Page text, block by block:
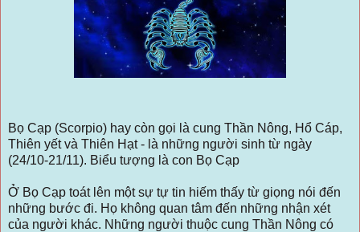
Bọ Cạp (Scorpio) hay còn gọi là cung Thần Nông, Hổ Cáp,
Thiên yết và Thiên Hạt - là những người sinh từ ngày
(24/10-21/11). Biểu tượng là con Bọ Cạp
Ở Bọ Cạp toát lên một sự tự tin hiếm thấy từ giọng nói đến
những bước đi. Họ không quan tâm đến những nhận xét
của người khác. Những người thuộc cung Thần Nông có